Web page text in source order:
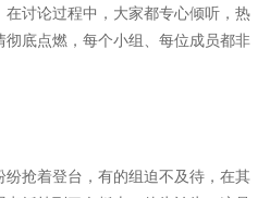
讨论过程中，大家都专心倾听，热
底点燃，每个小组、每位成员都非
抢着登台，有的组迫不及待，在其